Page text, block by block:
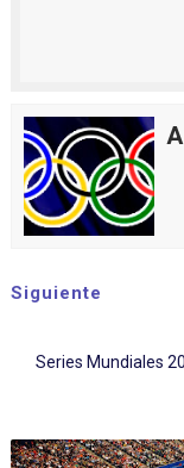
Siguiente
Series Mundiales